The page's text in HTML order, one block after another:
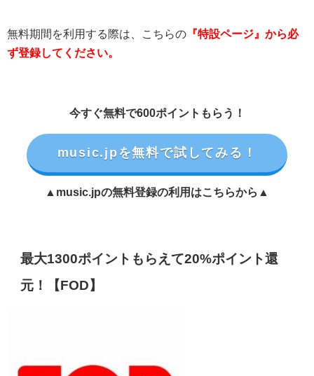
無料期間を利用する際は、こちらの 『特設ページ』から必
ず登録してください。
今すぐ無料で600ポイントもらう！
music.jpを無料で試してみる！
▲music.jpの無料登録の利用はこちらから▲
最大1300ポイントもらえて20%ポイント還
元！【FOD】